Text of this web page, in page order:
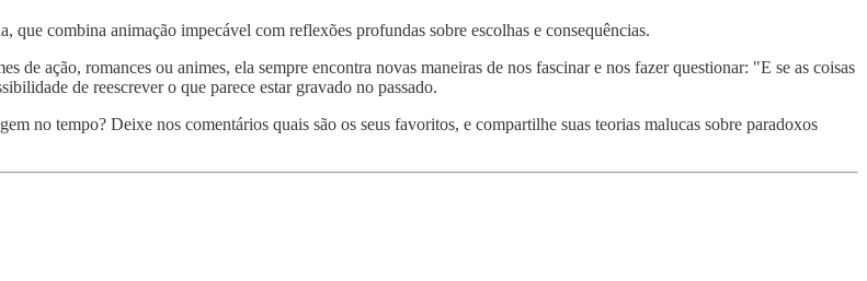
combina animação impecável com reflexões profundas sobre escolhas e consequências.
de ação, romances ou animes, ela sempre encontra novas maneiras de nos fascinar e nos fazer questionar: "E se as coisas
de reescrever o que parece estar gravado no passado.
no tempo? Deixe nos comentários quais são os seus favoritos, e compartilhe suas teorias malucas sobre paradoxos